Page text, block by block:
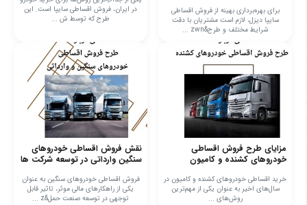
برای بهره‌برداری بهینه از فروش اقساطی
سایپا دیزل، لازم است مشتریان با دقت
شرایط مختلف و طرح&zwn ...
در ایران، فروش اقساطی سایپا است. این
طرح که توسط ش ...
مزایای طرح فروش اقساطی
خودروهای کشنده و کامیون
خرید اقساطی خودروهای کشنده و کامیون در
سال‌های اخیر به عنوان یکی از مهم‌ترین
روش‌های ...
نقش فروش اقساطی خودروهای
سنگین وارداتی در توسعه شرکت ها
فروش اقساطی خودروهای سنگین به عنوان
یکی از راهکارهای مالی موثر، تاثیر قابل
توجهی در توسعه صنعت حمل&z ...